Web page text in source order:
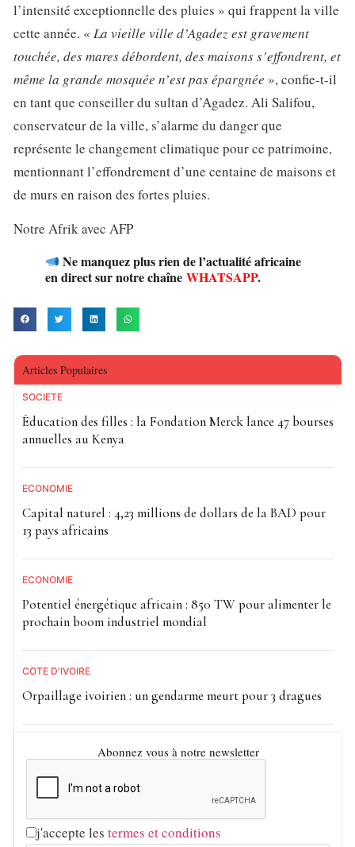
l’intensité exceptionnelle des pluies » qui frappent la ville
cette année. « La vieille ville d’Agadez est gravement
touchée, des mares débordent, des maisons s’effondrent, et
même la grande mosquée n’est pas épargnée », confie-t-il
en tant que conseiller du sultan d’Agadez. Ali Salifou,
conservateur de la ville, s’alarme du danger que
représente le changement climatique pour ce patrimoine,
mentionnant l’effondrement d’une centaine de maisons et
de murs en raison des fortes pluies.
Notre Afrik avec AFP
Ne manquez plus rien de l’actualité africaine
en direct sur notre chaîne WHATSAPP.
Articles Populaires
SOCIETE
Éducation des filles : la Fondation Merck lance 47 bourses
annuelles au Kenya
ECONOMIE
Capital naturel : 4,23 millions de dollars de la BAD pour
13 pays africains
ECONOMIE
Potentiel énergétique africain : 850 TW pour alimenter le
prochain boom industriel mondial
CÔTE D'IVOIRE
Orpaillage ivoirien : un gendarme meurt pour 3 dragues
Abonnez vous à notre newsletter
j'accepte les termes et conditions